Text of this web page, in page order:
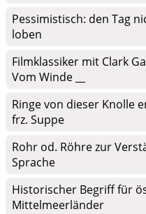
Pessimistisch: den Tag
loben
Filmklassiker mit Clark
Vom Winde __
Ringe von dieser Knolle
frz. Suppe
Rohr od. Röhre zur
Sprache
Historischer Begriff für
Mittelmeerländer